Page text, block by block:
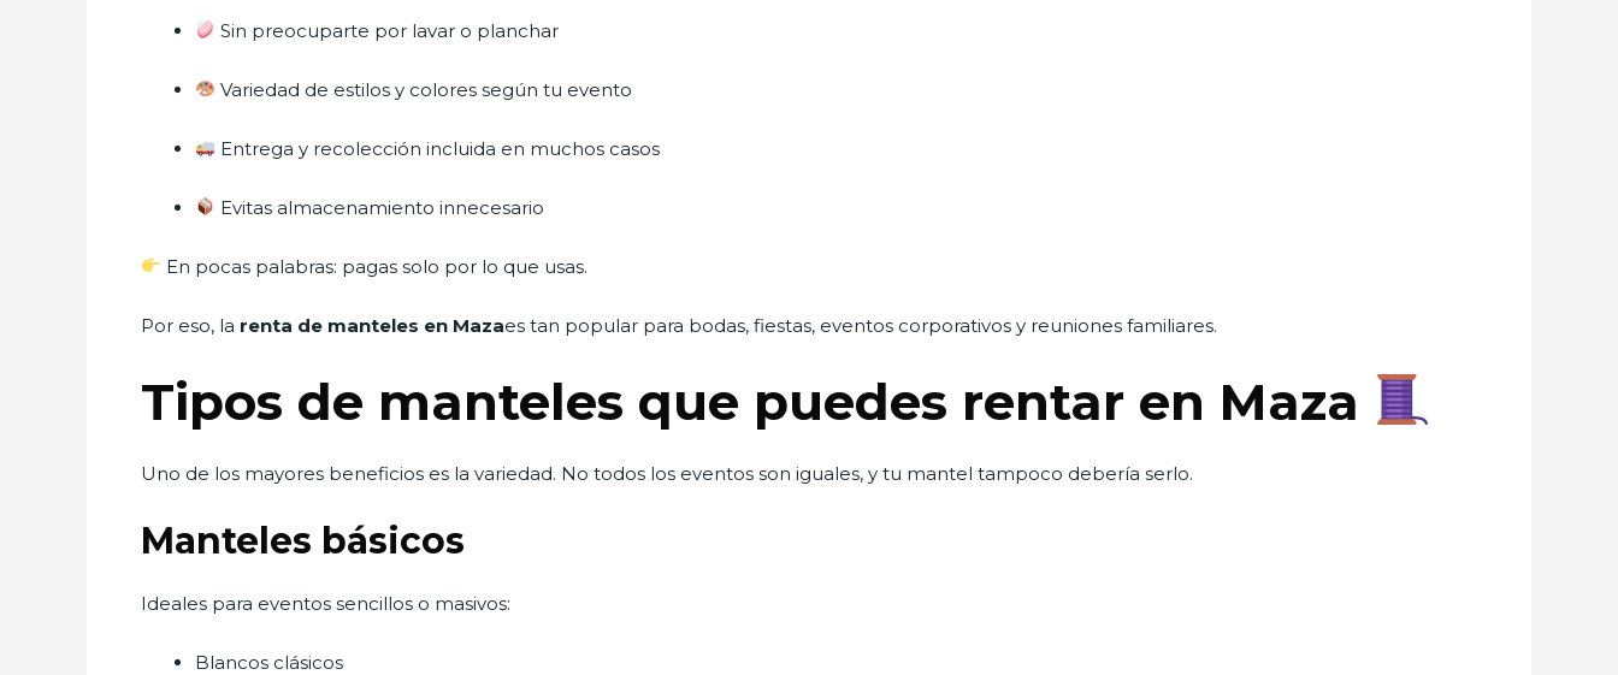
Sin preocuparte por lavar o planchar
Variedad de estilos y colores según tu evento
Entrega y recolección incluida en muchos casos
Evitas almacenamiento innecesario
En pocas palabras: pagas solo por lo que usas.
Por eso, la renta de manteles en Mazaes tan popular para bodas, fiestas, eventos corporativos y reuniones familiares.
Tipos de manteles que puedes rentar en Maza
Uno de los mayores beneficios es la variedad. No todos los eventos son iguales, y tu mantel tampoco debería serlo.
Manteles básicos
Ideales para eventos sencillos o masivos:
Blancos clásicos